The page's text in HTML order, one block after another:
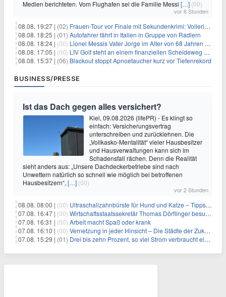
Medien berichteten. Vom Flughafen sei die Familie Messi […] (00)
vor 6 Stunden
08.08. 19:27 | (02) Frauen-Tour vor Finale mit Sekundenkrimi: Vollering in Gelb
08.08. 18:25 | (01) Autofahrer fährt in Italien in Gruppe von Radlern
08.08. 18:24 | (00) Lionel Messis Vater Jorge im Alter von 68 Jahren gestorben
08.08. 17:05 | (00) LIV Golf steht an einem finanziellen Scheideweg auf der Suche nach neuen Investitionen
08.08. 15:37 | (06) Blackout stoppt Apnoetaucher kurz vor Tiefenrekord
BUSINESS/PRESSE
Ist das Dach gegen alles versichert?
Kiel, 09.08.2026 (lifePR) - Es klingt so
einfach: Versicherungsvertrag
unterschreiben und zurücklehnen. Die
„Vollkasko-Mentalität“ vieler Hausbesitzer
und Hausverwaltungen kann sich im
Schadensfall rächen. Denn die Realität
sieht anders aus: „Unsere Dachdeckerbetriebe sind nach
Unwettern natürlich so schnell wie möglich bei betroffenen
Hausbesitzern“, […] (00)
vor 2 Stunden
08.08. 08:00 | (00) Ultraschallzahnbürste für Hund und Katze – Tipps zur erfolgreichen Eingewöhnung
07.08. 16:47 | (00) Wirtschaftsstaatssekretär Thomas Dörflinger besucht Handwerksbetrieb im Kammerbezirk Freiburg
07.08. 16:31 | (00) Arbeit macht Spaß oder krank
07.08. 16:10 | (00) Vernetzung in jeder Hinsicht – Die Städte der Zukunft sind grün-blau
07.08. 15:29 | (01) Drei bis zehn Prozent, so viel Strom verbraucht ein Aufzug im Gebäude